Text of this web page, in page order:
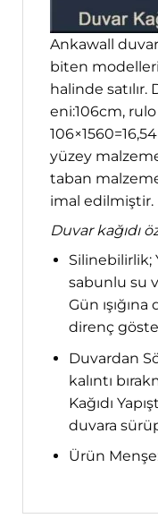
Ankawall
biten
halinde satılır.
eni:106cm,
yüzey
taban
imal edilmiştir.
Duvar kağıdı
Silinebilirlik;
sabunlu su
Gün
direnç
Duvardan
kalıntı
Kağıdı
duvara
Ürün